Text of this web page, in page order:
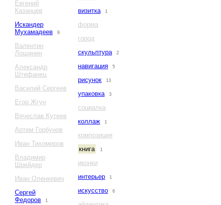
Евгений
Казанцев
Искандер
Мухамадеев
9
Валентин
Лощинин
Александр
Штефанец
Василий Сергеев
Егор Жгун
Вячеслав Кутеев
Артем Горбунов
Иван Тихомиров
Владимир
Шрейдер
Иван Оленкевич
Сергей
Федоров
1
визитка
1
форма
город
скульптура
2
навигация 5
рисунок 13
упаковка 3
социалка
коллаж
1
композиция
книга
1
иконки
интерьер
1
искусство 6